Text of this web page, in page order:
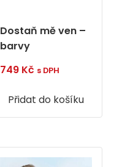
Dostaň mě ven –
barvy
749 Kč s DPH
Přidat do košíku